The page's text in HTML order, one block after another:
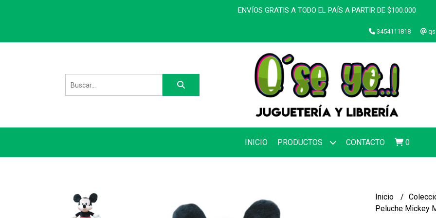
ENVÍOS GRATIS A TODO EL PAÍS A PARTIR DE $100.000
3454111818
INICIO PRODUCTOS CONTACTO 0
Inicio
Peluche Mickey